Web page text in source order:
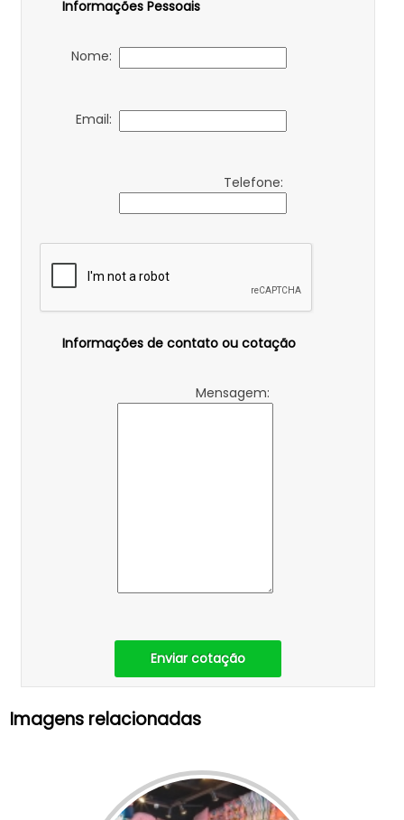
Informações Pessoais
Nome:
Email:
Telefone:
Informações de contato ou cotação
Mensagem:
Enviar cotação
Imagens relacionadas